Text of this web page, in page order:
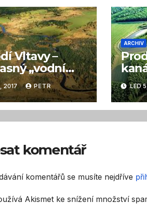
Vltavy –
„vodní
nebude trvat
2017 PETR
ARCHIV
LED
komentář
komentářů se musíte nejdříve
Akismet ke snížení množství